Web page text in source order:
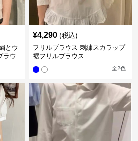
とウ
ラウ
¥4,290 (税込)
フリルブラウス 刺繍スカラップ
裾フリルブラウス
全2色